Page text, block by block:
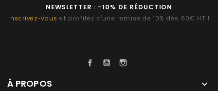
NEWSLETTER : -10% DE RÉDUCTION
Inscrivez-vous et profitez d'une remise de 10% dès 60€ HT !
FacebookYouTube
À PROPOS 